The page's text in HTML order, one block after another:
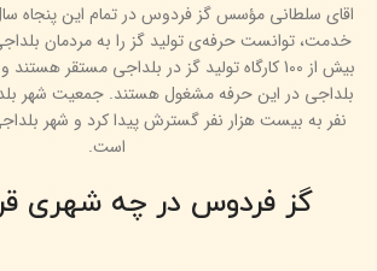
اقای سلطانی مؤسس گز فردوس در تمام این پنجاه
خدمت، توانست حرفه‌ی تولید گز را به مردمان
بیش از 100 کارگاه تولید گز در بلداجی مستقر
بلداجی در این حرفه مشغول هستند. جمعیت شهر
نفر به بیست هزار نفر گسترش پیدا کرد و شهر
است.
گز فردوس در چه شهری